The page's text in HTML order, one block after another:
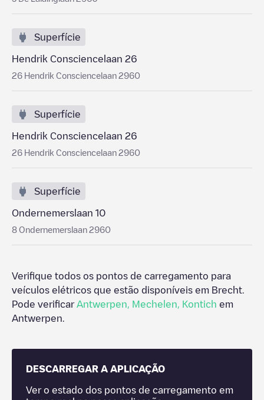
Superfície
Hendrik Consciencelaan 26
26 Hendrik Consciencelaan 2960
Superfície
Hendrik Consciencelaan 26
26 Hendrik Consciencelaan 2960
Superfície
Ondernemerslaan 10
8 Ondernemerslaan 2960
Verifique todos os pontos de carregamento para
veículos elétricos que estão disponíveis em Brecht
Pode verificar Antwerpen Mechelen Kontich em
Antwerpen
DESCARREGAR A APLICAÇÃO
Ver o estado dos pontos de carregamento em